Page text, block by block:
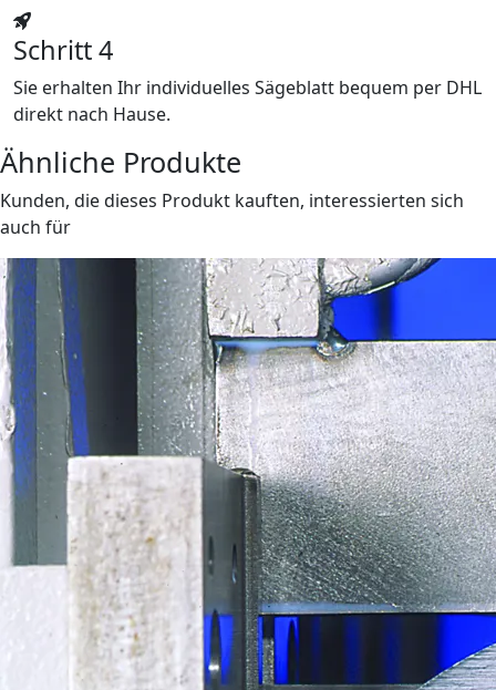
Schritt 4
Sie erhalten Ihr individuelles Sägeblatt bequem per DHL
direkt nach Hause.
Ähnliche Produkte
Kunden, die dieses Produkt kauften, interessierten sich
auch für